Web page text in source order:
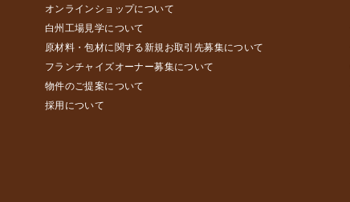
オンラインショップについて
白州工場見学について
原材料・包材に関する新規お取引先募集について
フランチャイズオーナー募集について
物件のご提案について
採用について